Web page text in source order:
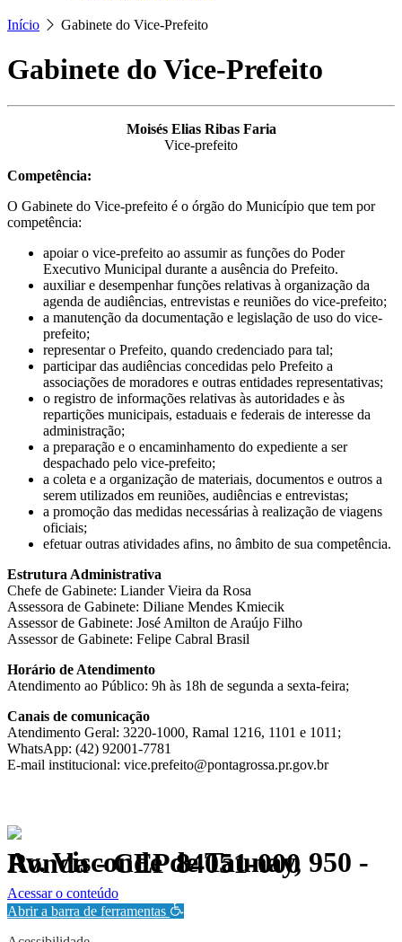
Início Gabinete do Vice-Prefeito
Gabinete do Vice-Prefeito
Moisés Elias Ribas Faria
Vice-prefeito
Competência:
O Gabinete do Vice-prefeito é o órgão do Município que tem por
competência:
apoiar o vice-prefeito ao assumir as funções do Poder
Executivo Municipal durante a ausência do Prefeito.
auxiliar e desempenhar funções relativas à organização da
agenda de audiências, entrevistas e reuniões do vice-prefeito;
a manutenção da documentação e legislação de uso do vice-
prefeito;
representar o Prefeito, quando credenciado para tal;
participar das audiências concedidas pelo Prefeito a
associações de moradores e outras entidades representativas;
o registro de informações relativas às autoridades e às
repartições municipais, estaduais e federais de interesse da
administração;
a preparação e o encaminhamento do expediente a ser
despachado pelo vice-prefeito;
a coleta e a organização de materiais, documentos e outros a
serem utilizados em reuniões, audiências e entrevistas;
a promoção das medidas necessárias à realização de viagens
oficiais;
efetuar outras atividades afins, no âmbito de sua competência.
Estrutura Administrativa
Chefe de Gabinete: Liander Vieira da Rosa
Assessora de Gabinete: Diliane Mendes Kmiecik
Assessor de Gabinete: José Amilton de Araújo Filho
Assessor de Gabinete: Felipe Cabral Brasil
Horário de Atendimento
Atendimento ao Público: 9h às 18h de segunda a sexta-feira;
Canais de comunicação
Atendimento Geral: 3220-1000, Ramal 1216, 1101 e 1011;
WhatsApp: (42) 92001-7781
E-mail institucional: vice.prefeito@pontagrossa.pr.gov.br
Av. Visconde de Taunay, 950 - Ronda - CEP 84051-000
Política de Privacidade.
Acessar o conteúdo
Abrir a barra de ferramentas